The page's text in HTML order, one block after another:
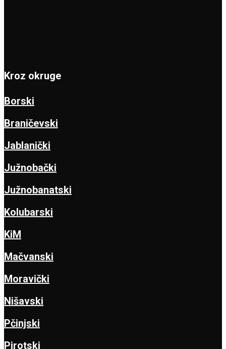
Kroz okruge
Borski
Braničevski
Jablanički
Južnobački
Južnobanatski
Kolubarski
KiM
Mačvanski
Moravički
Nišavski
Pčinjski
Pirotski